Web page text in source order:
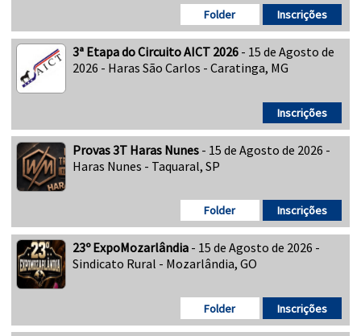
Inscrições
Folder
3ª Etapa do Circuito AICT 2026 - 15 de Agosto de
2026 - Haras São Carlos - Caratinga, MG
Inscrições
Provas 3T Haras Nunes - 15 de Agosto de 2026 -
Haras Nunes - Taquaral, SP
Inscrições
Folder
23º ExpoMozarlândia - 15 de Agosto de 2026 -
Sindicato Rural - Mozarlândia, GO
Inscrições
Folder